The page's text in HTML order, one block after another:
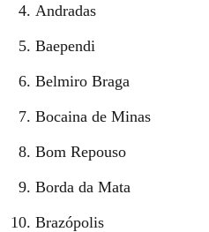
Andradas
Baependi
Belmiro Braga
Bocaina de Minas
Bom Repouso
Borda da Mata
Brazópolis